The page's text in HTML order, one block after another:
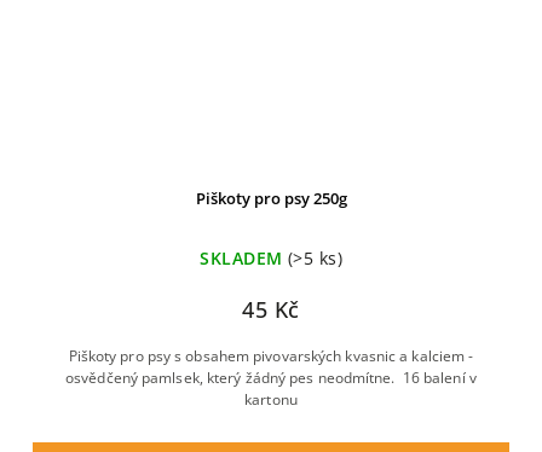
Piškoty pro psy 250g
SKLADEM (>5 ks)
45 Kč
Piškoty pro psy s obsahem pivovarských kvasnic a kalciem -
osvědčený pamlsek, který žádný pes neodmítne. 16 balení v
kartonu